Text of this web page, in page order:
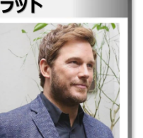
リスト～闇の狼～ ｜ガーディ
ュラシック・ワールド／新
ロー・ウォー ｜ジュラシッ
オブ・ギャラクシー：リミッ
・セブン ｜ジュラシック・ワ
ー ｜ウォンテッド